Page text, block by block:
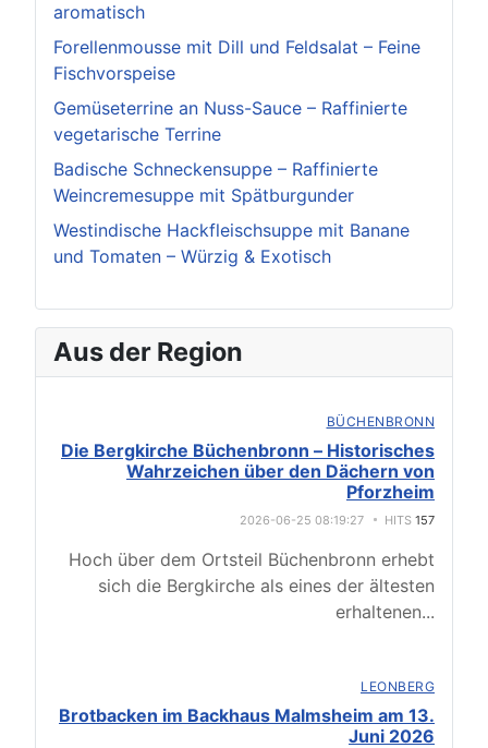
aromatisch
Forellenmousse mit Dill und Feldsalat – Feine
Fischvorspeise
Gemüseterrine an Nuss-Sauce – Raffinierte
vegetarische Terrine
Badische Schneckensuppe – Raffinierte
Weincremesuppe mit Spätburgunder
Westindische Hackfleischsuppe mit Banane
und Tomaten – Würzig & Exotisch
Aus der Region
BÜCHENBRONN
Die Bergkirche Büchenbronn – Historisches
Wahrzeichen über den Dächern von
Pforzheim
2026-06-25 08:19:27 HITS 157
Hoch über dem Ortsteil Büchenbronn erhebt
sich die Bergkirche als eines der ältesten
erhaltenen...
LEONBERG
Brotbacken im Backhaus Malmsheim am 13.
Juni 2026